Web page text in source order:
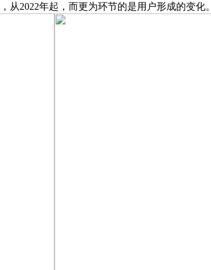
2022年起，而更为环节的是用户形成的变化。